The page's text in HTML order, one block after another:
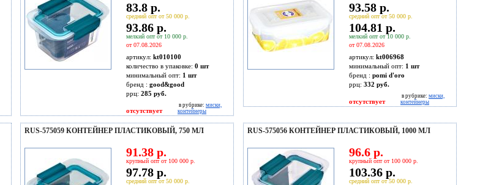
83.8 р.
средний опт от 50 000 р.
93.86 р.
мелкий опт от 10 000 р.
от 07.08.2026
артикул: kt010100
количество в упаковке: 0 шт
минимальный опт: 1 шт
бренд : good&good
ррц: 285 руб.
отсутствует
в рубрике: миски,
контейнеры
93.58 р.
средний опт от 50 000 р.
104.81 р.
мелкий опт от 10 000 р.
от 07.08.2026
артикул: kt006968
минимальный опт: 1 шт
бренд : pomi d'oro
ррц: 332 руб.
отсутствует
в рубрике: миски,
контейнеры
RUS-575059 КОНТЕЙНЕР ПЛАСТИКОВЫЙ, 750 МЛ
91.38 р.
крупный опт от 100 000 р.
97.78 р.
средний опт от 50 000 р.
RUS-575056 КОНТЕЙНЕР ПЛАСТИКОВЫЙ, 1000 МЛ
96.6 р.
крупный опт от 100 000 р.
103.36 р.
средний опт от 50 000 р.